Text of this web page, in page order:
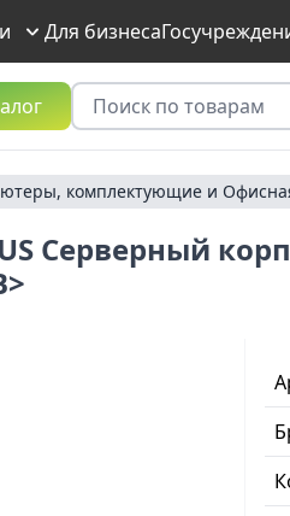
Для бизнеса
комплектующие и
Серверный